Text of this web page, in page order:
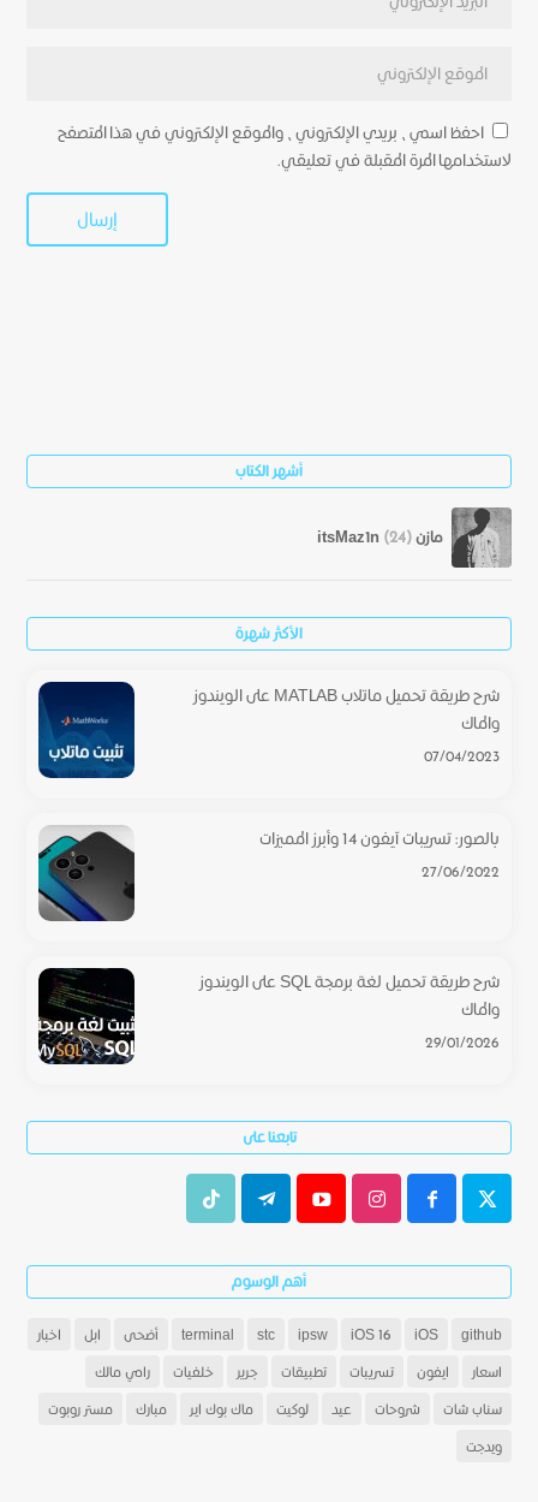
احفظ اسمي، بريدي الإلكتروني، والموقع الإلكتروني في هذا المتصفح
لاستخدامها المرة المقبلة في تعليقي.
أشهر الكتاب
مازن itsMaz1n(24)
الأكثر شهرة
شرح طريقة تحميل ماتلاب MATLAB على الويندوز
والماك
07/04/2023
بالصور: تسريبات آيفون 14 وأبرز المميزات
27/06/2022
شرح طريقة تحميل لغة برمجة SQL على الويندوز
والماك
29/01/2026
تابعنا على
أهم الوسوم
github
iOS
iOS 16
ipsw
stc
terminal أضحى ابل
اخبار
اسعار
ايفون تسريبات تطبيقات جرير خلفيات
رامي مالك
سناب شات
شروحات عيد لوكيت ماك بوك اير مبارك
مستر روبوت
ويدجت